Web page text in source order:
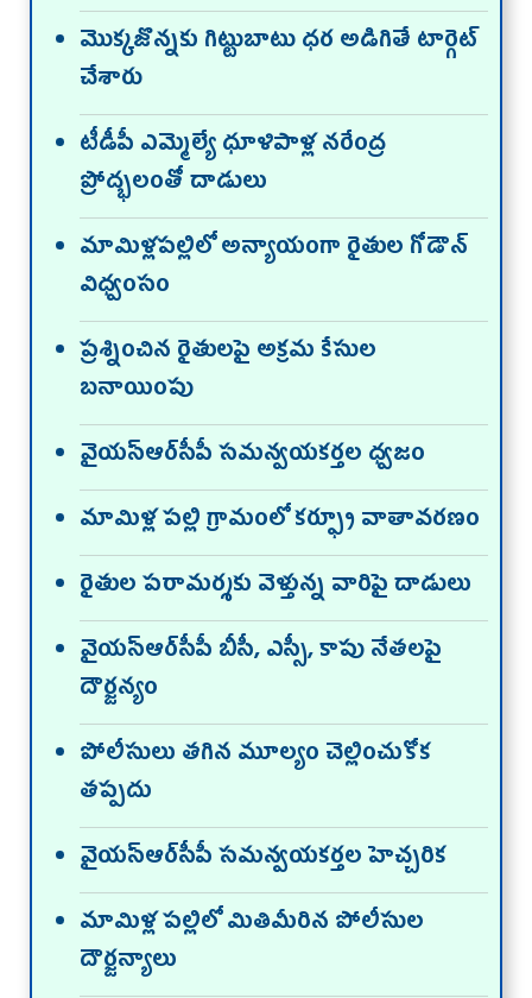
మొక్కజొన్నకు గిట్టుబాటు ధర అడిగితే టార్గెట్
చేశారు
టీడీపీ ఎమ్మెల్యే ధూళిపాళ్ల నరేంద్ర
ప్రోద్భలంతో దాడులు
మామిళ్లపల్లిలో అన్యాయంగా రైతుల గోడౌన్
విధ్వంసం
ప్రశ్నించిన రైతులపై అక్రమ కేసుల
బనాయింపు
వైయస్ఆర్‌సీపీ సమన్వయకర్తల ధ్వజం
మామిళ్ల పల్లి గ్రామంలో కర్ఫ్యూ వాతావరణం
రైతుల పరామర్శకు వెళ్తున్న వారిపై దాడులు
వైయస్ఆర్‌సీపీ బీసీ, ఎస్సీ, కాపు నేతలపై
దౌర్జన్యం
పోలీసులు తగిన మూల్యం చెల్లించుకోక
తప్పదు
వైయస్ఆర్‌సీపీ సమన్వయకర్తల హెచ్చరిక
మామిళ్ల పల్లిలో మితిమీరిన పోలీసుల
దౌర్జన్యాలు